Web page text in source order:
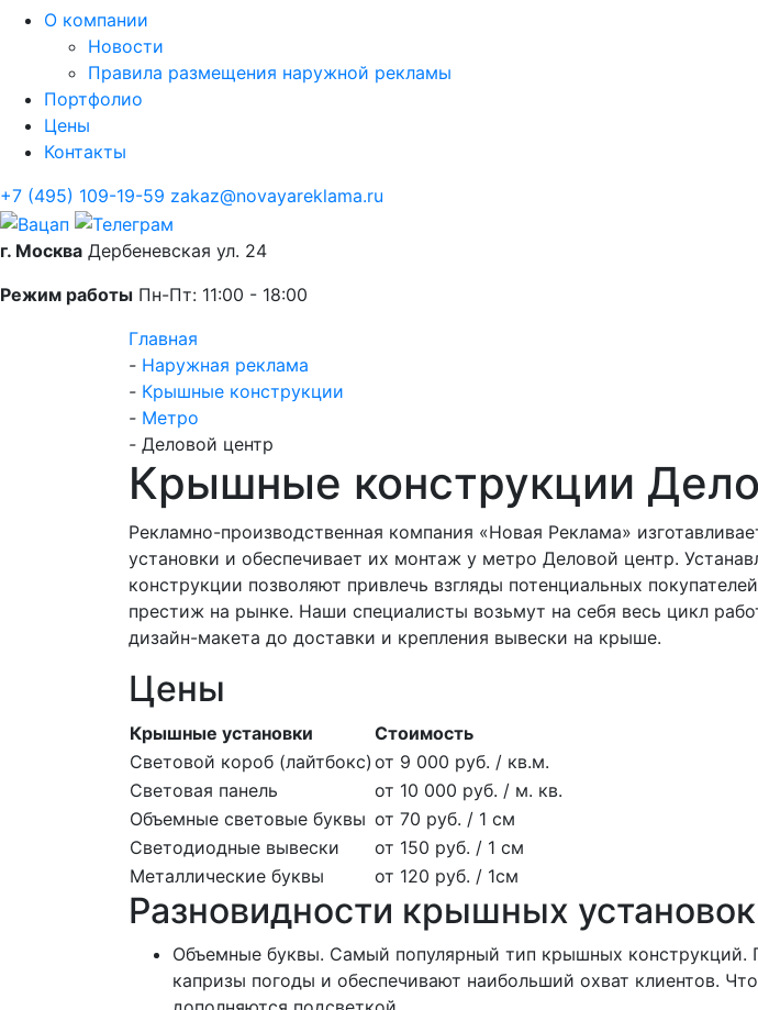
О компании
Новости
Правила размещения наружной рекламы
Портфолио
Цены
Контакты
+7 (495) 109-19-59 zakaz@novayareklama.ru
г. Москва Дербеневская ул. 24
Режим работы Пн-Пт: 11:00 - 18:00
Главная
- Наружная реклама
- Крышные конструкции
- Метро
- Деловой центр
Крышные конструкции
Рекламно-производственная компания «Новая Реклама»
установки и обеспечивает их монтаж у метро Деловой центр.
конструкции позволяют привлечь взгляды потенциальных
престиж на рынке. Наши специалисты возьмут на себя весь цикл
дизайн-макета до доставки и крепления вывески на крыше.
Цены
Крышные установки
Стоимость
Световой короб (лайтбокс) от 9 000 руб. / кв.м.
Световая панель
от 10 000 руб. / м. кв.
Объемные световые буквы от 70 руб. / 1 см
Светодиодные вывески
от 150 руб. / 1 см
Металлические буквы
от 120 руб. / 1см
Разновидности крышных установок
Объемные буквы. Самый популярный тип крышных
капризы погоды и обеспечивают наибольший охват клиентов.